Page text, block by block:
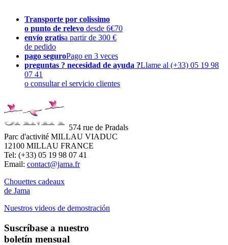
Transporte por colissimo
o punto de relevo desde 6€70
envío gratisa partir de 300 €
de pedido
pago seguroPago en 3 veces
preguntas ? necesidad de ayuda ?Llame al (+33) 05 19 98
07 41
o consultar el servicio clientes
574 rue de Pradals
Parc d'activité MILLAU VIADUC
12100 MILLAU FRANCE
Tel: (+33) 05 19 98 07 41
Email: contact@jama.fr
Chouettes cadeaux
de Jama
Nuestros videos de demostración
Suscríbase a nuestro
boletín mensual